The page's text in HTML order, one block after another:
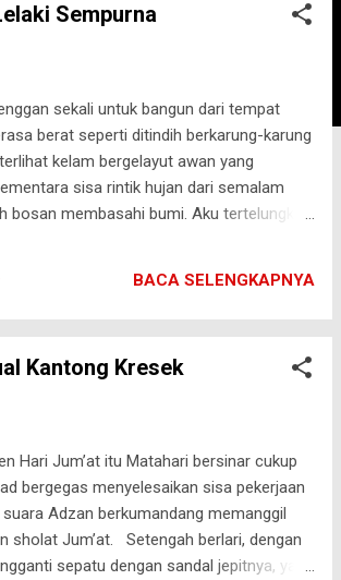
Sempurna
sekali untuk bangun dari tempat
berat seperti ditindih berkarung-karung
kelam bergelayut awan yang
sisa rintik hujan dari semalam
bosan membasahi bumi. Aku tertelungkup
jauh ke masa lalu, teringat saat awal
istriku, sama-sama menjadi calon
tanpa make up , dengan pakaian
kamu adalah bunga desa. Sama-sama
seperti sebuah takdir yang tak bisa
memandang, bertegur sapa, jalan
asmara, semua seolah berjalan begitu
BACA SELENGKAPNYA
Kantong Kresek
Hari Jum’at itu Matahari bersinar cukup
bergegas menyelesaikan sisa pekerjaan
Adzan berkumandang memanggil
sholat Jum’at. Setengah berlari, dengan
sepatu dengan sandal jepitnya, yang